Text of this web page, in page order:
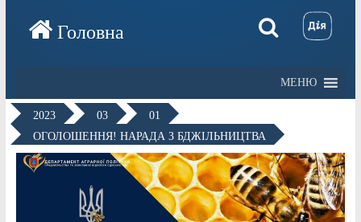
МЕНЮ
2023 03
01
ОГОЛОШЕННЯ! НАРАДА З БДЖІЛЬНИЦТВА